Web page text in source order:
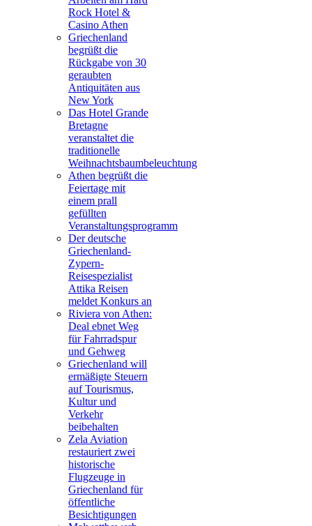
Rock Hotel &
Casino Athen
Griechenland
begrüßt die
Rückgabe von 30
geraubten
Antiquitäten aus
New York
Das Hotel Grande
Bretagne
veranstaltet die
traditionelle
Weihnachtsbaumbeleuchtung
Athen begrüßt die
Feiertage mit
einem prall
gefüllten
Veranstaltungsprogramm
Der deutsche
Griechenland-
Zypern-
Reisespezialist
Attika Reisen
meldet Konkurs an
Riviera von Athen:
Deal ebnet Weg
für Fahrradspur
und Gehweg
Griechenland will
ermäßigte Steuern
auf Tourismus,
Kultur und
Verkehr
beibehalten
Zela Aviation
restauriert zwei
historische
Flugzeuge in
Griechenland für
öffentliche
Besichtigungen